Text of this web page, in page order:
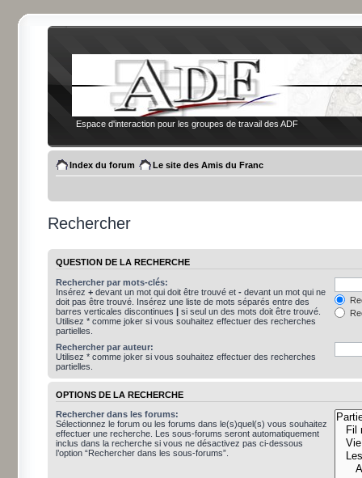
Espace d'interaction pour les groupes de travail des ADF
Index du forum Le site des Amis du Franc
Rechercher
QUESTION DE LA RECHERCHE
Rechercher par mots-clés:
Insérez + devant un mot qui doit être trouvé et - devant un mot qui ne
doit pas être trouvé. Insérez une liste de mots séparés entre des
barres verticales discontinues | si seul un des mots doit être trouvé.
Utilisez * comme joker si vous souhaitez effectuer des recherches
partielles.
Rechercher par auteur:
Utilisez * comme joker si vous souhaitez effectuer des recherches
partielles.
OPTIONS DE LA RECHERCHE
Rechercher dans les forums:
Sélectionnez le forum ou les forums dans le(s)quel(s) vous souhaitez
effectuer une recherche. Les sous-forums seront automatiquement
inclus dans la recherche si vous ne désactivez pas ci-dessous
l’option “Rechercher dans les sous-forums”.